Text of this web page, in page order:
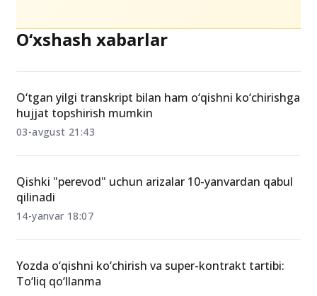
O‘xshash xabarlar
hujjat topshirish mumkin
03-avgust 21:43
qilinadi
14-yanvar 18:07